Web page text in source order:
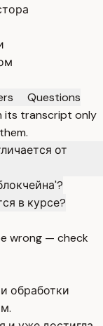
Questions
its transcript only
от
в курсе?
wrong — check
обработки